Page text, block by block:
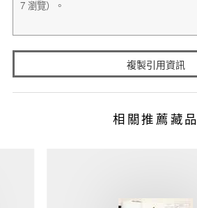
複製引用資訊
相關推薦藏品